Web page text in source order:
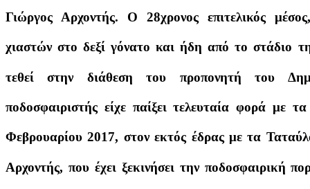
Γιώργος Αρχοντής. Ο 28χρονος επιτελικός
χιαστών στο δεξί γόνατο και ήδη από το στάδιο
τεθεί στην διάθεση του προπονητή του
ποδοσφαιριστής είχε παίξει τελευταία φορά
Φεβρουαρίου 2017, στον εκτός έδρας με τα
Αρχοντής, που έχει ξεκινήσει την ποδοσφαιρική